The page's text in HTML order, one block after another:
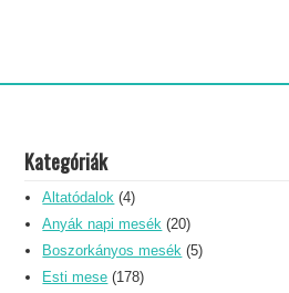
Kategóriák
Altatódalok (4)
Anyák napi mesék (20)
Boszorkányos mesék (5)
Esti mese (178)